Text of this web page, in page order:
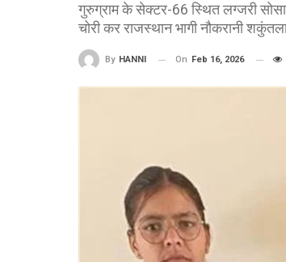
गुरुग्राम के सेक्टर-66 स्थित लग्जरी
चोरी कर राजस्थान भागी नौकरानी
By HANNI On Feb 16, 2026